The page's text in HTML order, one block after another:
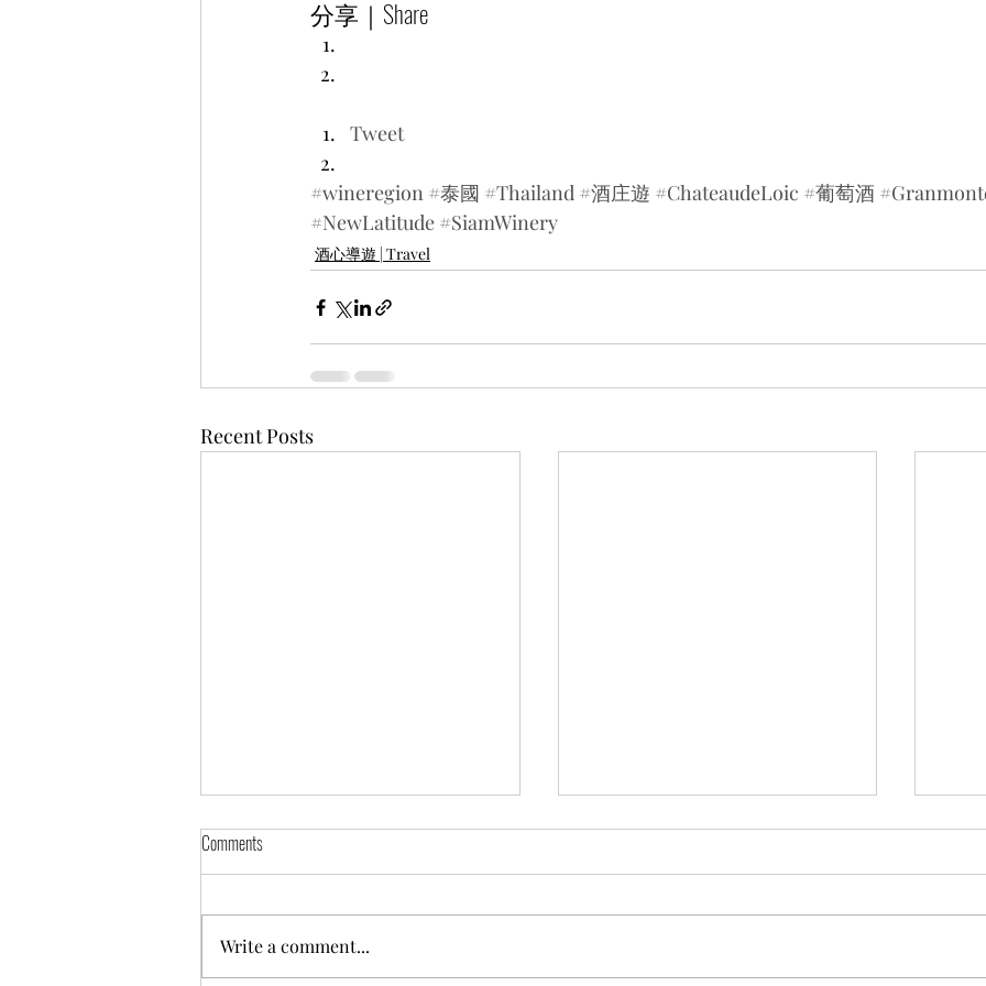
分享｜Share
Tweet
#wineregion #泰國 #Thailand #酒庄遊 #ChateaudeLoic #葡萄酒
#NewLatitude #SiamWinery
酒心導遊 | Travel
Recent Posts
Comments
Write a comment...